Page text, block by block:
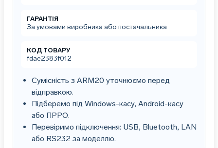
ГАРАНТІЯ
За умовами виробника або постачальника
КОД ТОВАРУ
fdae2383f012
Сумісність з ARM20 уточнюємо перед
відправкою.
Підберемо під Windows-касу, Android-касу
або ПРРО.
Перевіримо підключення: USB, Bluetooth, LAN
або RS232 за моделлю.